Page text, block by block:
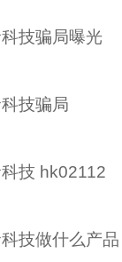
技骗局曝光
技骗局
技 hk02112
技做什么产品